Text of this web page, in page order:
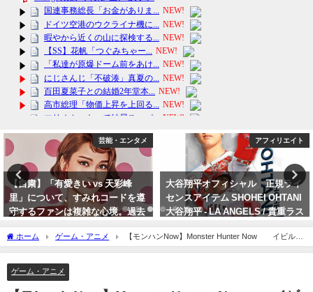
アフィリエイト
大谷翔平オフィシャル 正規ライ
センスアイテム SHOHEI OHTANI
大谷翔平 - LA ANGELS / 貴重ラス
ト販売 公式 / オフィシャル
アフィリエイト
【入学祝い！】Nintendo
Switch（有機ELモデル） スプラ
トゥーン3エディション 子供・
孫 オススメ！
ホーム ゲーム・アニメ
【モンハンNow】Monster Hunter Now イビルジ
ョー大剣vsディアブロス
ゲーム・アニメ